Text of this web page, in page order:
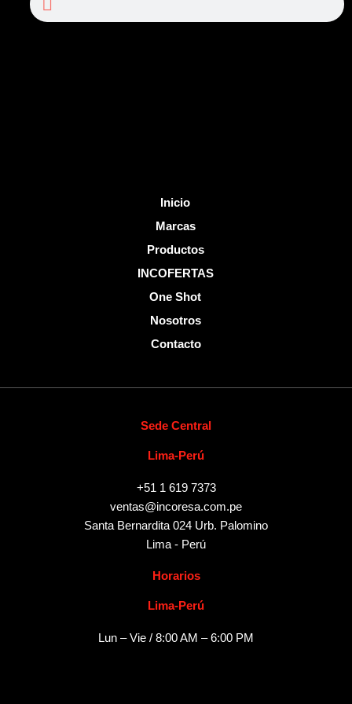
b
u
Inicio
Marcas
Productos
INCOFERTAS
One Shot
Nosotros
Contacto
Sede Central
Lima-Perú
+51 1 619 7373
ventas@incoresa.com.pe
Santa Bernardita 024 Urb. Palomino
Lima - Perú
Horarios
Lima-Perú
Lun – Vie / 8:00 AM – 6:00 PM